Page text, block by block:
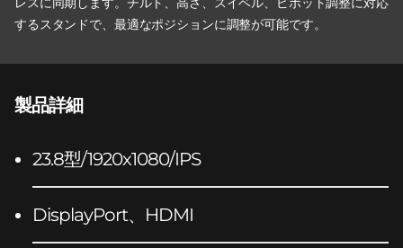
するスタンドで、最適なポジションに調整が可能です。
製品詳細
23.8型/1920x1080/IPS
DisplayPort、HDMI